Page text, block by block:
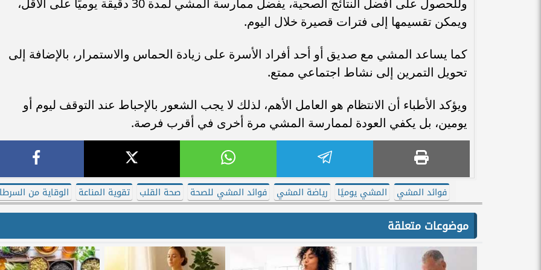
ويمكن تقسيمها إلى فترات قصيرة خلال اليوم.
كما يساعد المشي مع صديق أو أحد أفراد الأسرة على زيادة الحماس والاستمرار، بالإضافة إلى
تحويل التمرين إلى نشاط اجتماعي ممتع.
ويؤكد الأطباء أن الانتظام هو العامل الأهم، لذلك لا يجب الشعور بالإحباط عند التوقف ليوم أو
يومين، بل يكفي العودة لممارسة المشي مرة أخرى في أقرب فرصة.
فوائد المشي المشي يوميًا رياضة المشي فوائد المشي للصحة صحة القلب تقوية المناعة الوقاية من
موضوعات متعلقة